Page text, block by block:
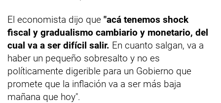
El economista dijo que "acá tenemos shock
fiscal y gradualismo cambiario y monetario, del
cual va a ser difícil salir. En cuanto salgan, va a
haber un pequeño sobresalto y no es
políticamente digerible para un Gobierno que
promete que la inflación va a ser más baja
mañana que hoy".